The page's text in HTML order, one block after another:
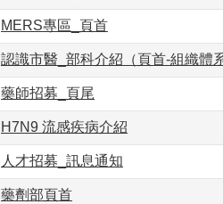
MERS專區_頁首
認識市醫_部科介紹（頁首-組織體系
藥師招募_頁尾
H7N9 流感疾病介紹
人才招募_訊息通知
藥劑部頁首